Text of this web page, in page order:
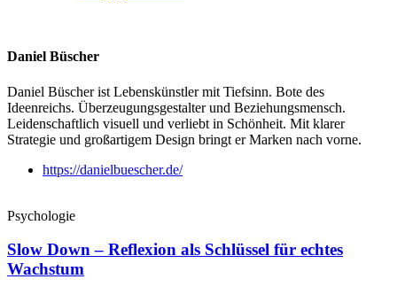
Daniel Büscher
Daniel Büscher ist Lebenskünstler mit Tiefsinn. Bote des
Ideenreichs. Überzeugungsgestalter und Beziehungsmensch.
Leidenschaftlich visuell und verliebt in Schönheit. Mit klarer
Strategie und großartigem Design bringt er Marken nach vorne.
https://danielbuescher.de/
Psychologie
Slow Down – Reflexion als Schlüssel für echtes
Wachstum